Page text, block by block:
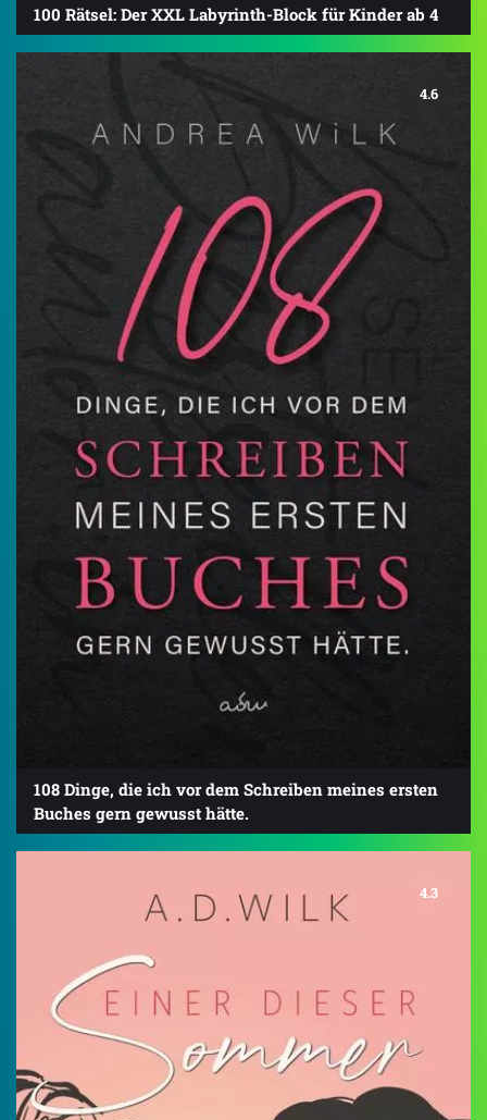
100 Rätsel: Der XXL Labyrinth-Block für Kinder ab 4
4.6
108 Dinge, die ich vor dem Schreiben meines ersten
Buches gern gewusst hätte.
4.3